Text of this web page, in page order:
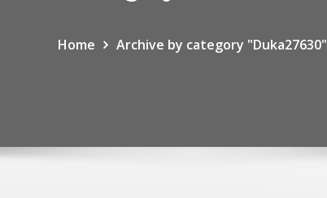
Home Archive by category "Duka27630"